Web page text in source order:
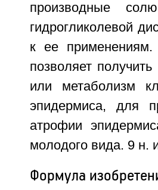
производные
гидрогликолевой
к ее применениям.
позволяет
или метаболизм
эпидермиса, для
атрофии
молодого вида. 9 н.
Формула